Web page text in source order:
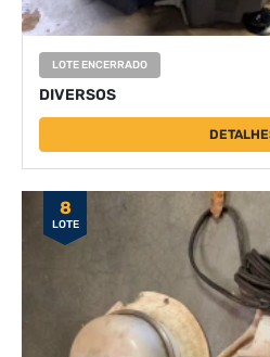
LOTE ENCERRADO
DIVERSOS
8
LOTE